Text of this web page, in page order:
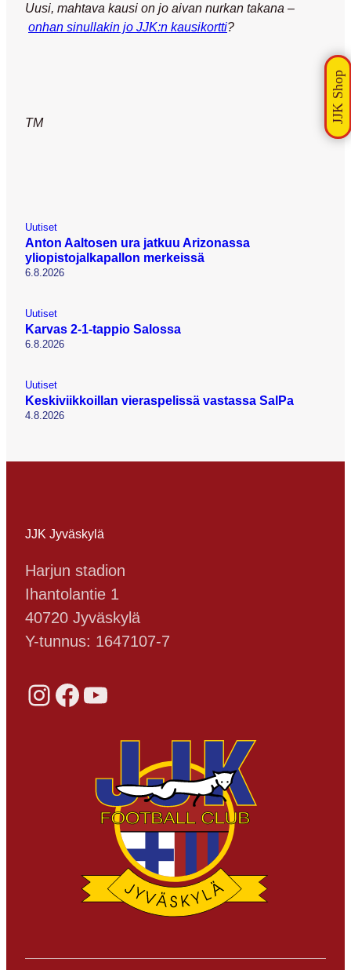
Uusi, mahtava kausi on jo aivan nurkan takana –
onhan sinullakin jo JJK:n kausikortti?
TM
Uutiset
Anton Aaltosen ura jatkuu Arizonassa
yliopistojalkapallon merkeissä
6.8.2026
Uutiset
Karvas 2-1-tappio Salossa
6.8.2026
Uutiset
Keskiviikkoillan vieraspelissä vastassa SalPa
4.8.2026
JJK Jyväskylä
Harjun stadion
Ihantolantie 1
40720 Jyväskylä
Y-tunnus: 1647107-7
Instagram Facebook YouTube